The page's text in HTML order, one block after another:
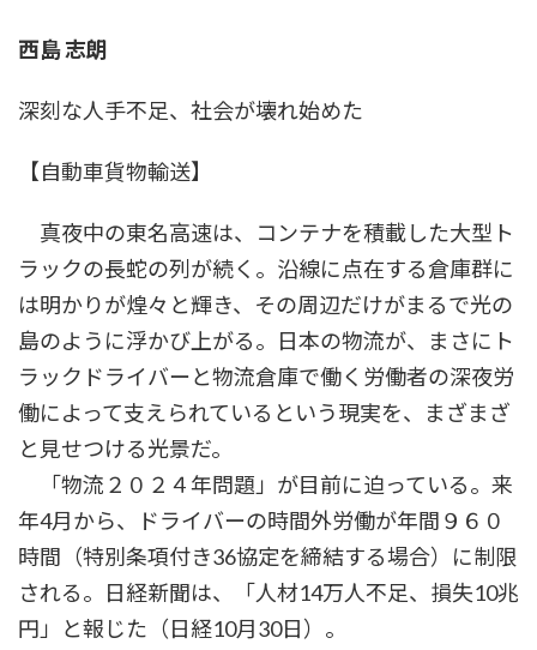
西島 志朗
深刻な人手不足、社会が壊れ始めた
【自動車貨物輸送】
真夜中の東名高速は、コンテナを積載した大型ト
ラックの長蛇の列が続く。沿線に点在する倉庫群に
は明かりが煌々と輝き、その周辺だけがまるで光の
島のように浮かび上がる。日本の物流が、まさにト
ラックドライバーと物流倉庫で働く労働者の深夜労
働によって支えられているという現実を、まざまざ
と見せつける光景だ。
「物流２０２４年問題」が目前に迫っている。来
年4月から、ドライバーの時間外労働が年間９６０
時間（特別条項付き36協定を締結する場合）に制限
される。日経新聞は、「人材14万人不足、損失10兆
円」と報じた（日経10月30日）。